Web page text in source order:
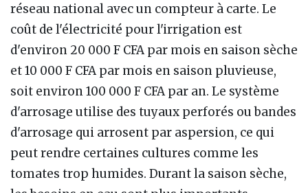
réseau national avec un compteur à carte. Le
coût de l'électricité pour l'irrigation est
d'environ 20 000 F CFA par mois en saison sèche
et 10 000 F CFA par mois en saison pluvieuse,
soit environ 100 000 F CFA par an. Le système
d'arrosage utilise des tuyaux perforés ou bandes
d'arrosage qui arrosent par aspersion, ce qui
peut rendre certaines cultures comme les
tomates trop humides. Durant la saison sèche,